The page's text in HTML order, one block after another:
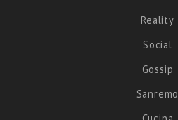
Reality
Social
Gossip
Sanremo